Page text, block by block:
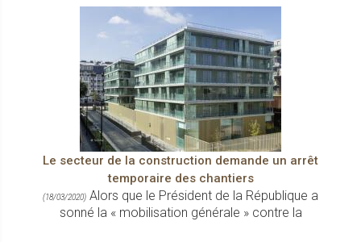
Le secteur de la construction demande un arrêt
temporaire des chantiers
(18/03/2020) Alors que le Président de la République a
sonné la « mobilisation générale » contre la